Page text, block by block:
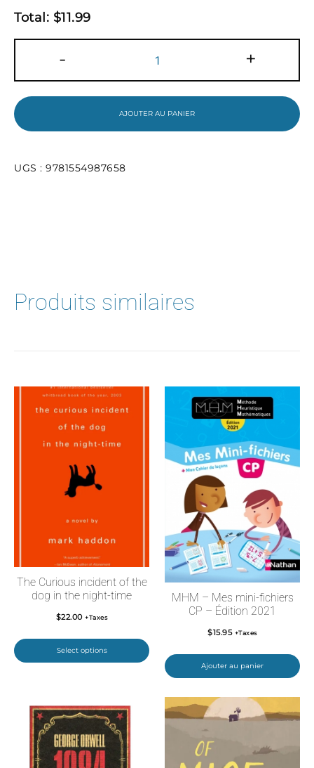
Total: $11.99
-
de
Breadwinner
+
AJOUTER AU PANIER
UGS : 9781554987658
Produits similaires
The Curious incident of the
dog in the night-time
$22.00 +Taxes
Select options
MHM – Mes mini-fichiers
CP – Édition 2021
$15.95 +Taxes
Ajouter au panier